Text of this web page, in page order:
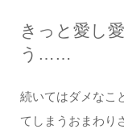
きっと愛し
う……
続いてはダメな
てしまうおまわり